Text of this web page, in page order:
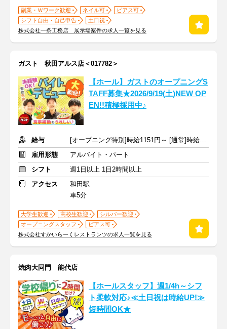
副業・Ｗワーク歓迎 ネイル可
ピアス可
シフト自由・自己申告
土日祝
株式会社一条工務店 展示場案件の求人一覧を見る
ガスト 秋田アルス店＜017782＞
【ホール】ガストのオープニングS
TAFF募集★2026/9/19(土)NEW OP
EN!!積極採用中♪
給与
[オープニング特別]時給1151円～ [通常]時給1051円～ ＋交通費
雇用形態
アルバイト・パート
シフト
週1日以上 1日2時間以上
アクセス
和田駅
車5分
大学生歓迎 高校生歓迎
シルバー歓迎
オープニングスタッフ
ピアス可
株式会社すかいらーくレストランツの求人一覧を見る
焼肉大同門 能代店
【ホールスタッフ】週1/4h～シフ
ト柔軟対応♪≪土日祝は時給UP!≫
短時間OK★